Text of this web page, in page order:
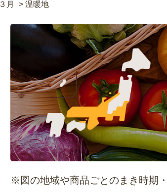
３月 > 温暖地
※図の地域や商品ごとのまき時期